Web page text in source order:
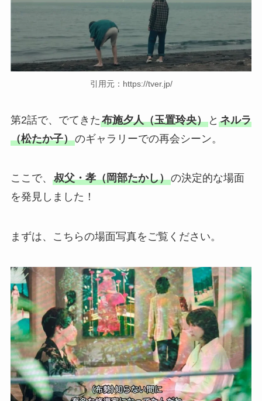
引用元：https://tver.jp/
第2話で、でてきた布施夕人（玉置玲央）と ネルラ
（松たか子）のギャラリーでの再会シーン。
ここで、 叔父・孝（岡部たかし）の決定的な場面
を発見しました！
まずは、こちらの場面写真をご覧ください。